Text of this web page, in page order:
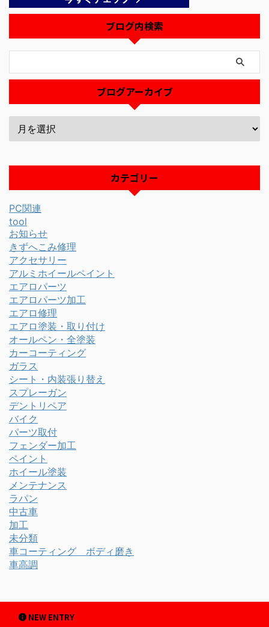
ブログ内検索
ブログアーカイブ
カテゴリー
PC関連
tool
お知らせ
きずへこみ修理
アクセサリー
アルミホイールペイント
エアロパーツ
エアロパーツ加工
エアロ修理
エアロ塗装・取り付け
オールペン・全塗装
カーコーティング
ガラス
シート・内装張り替え
スプレーガン
デントリペア
バイク
パーツ取付
フェンダー加工
ペイント
ホイール塗装
メンテナンス
ラパン
中古車
加工
未分類
車コーティング ボディ磨き
車高調
NEW ENTRY